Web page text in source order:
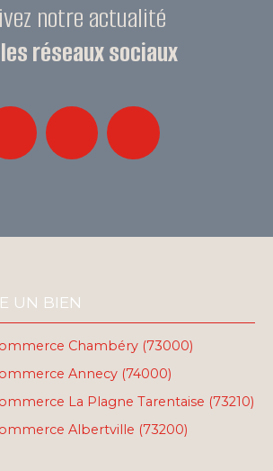
notre actualité
réseaux sociaux
UN BIEN
Chambéry (73000)
Annecy (74000)
La Plagne Tarentaise (73210)
Albertville (73200)